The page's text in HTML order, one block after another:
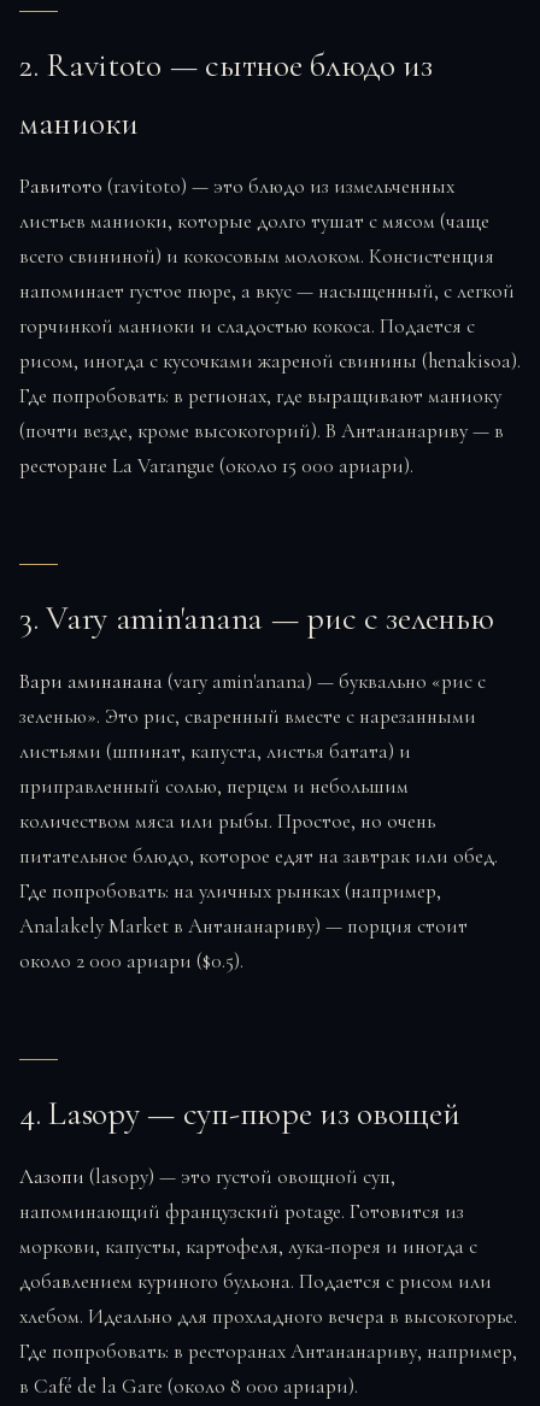
2. Ravitoto — сытное блюдо из
маниоки
Равитото (ravitoto) — это блюдо из измельченных
листьев маниоки, которые долго тушат с мясом (чаще
всего свининой) и кокосовым молоком. Консистенция
напоминает густое пюре, а вкус — насыщенный, с легкой
горчинкой маниоки и сладостью кокоса. Подается с
рисом, иногда с кусочками жареной свинины (henakisoa).
Где попробовать: в регионах, где выращивают маниоку
(почти везде, кроме высокогорий). В Антананариву — в
ресторане La Varangue (около 15 000 ариари).
3. Vary amin'anana — рис с зеленью
Вари аминанана(vary amin'anana) — буквально «рис с
зеленью». Это рис, сваренный вместе с нарезанными
листьями (шпинат, капуста, листья батата) и
приправленный солью, перцем и небольшим
количеством мяса или рыбы. Простое, но очень
питательное блюдо, которое едят на завтрак или обед.
Где попробовать: на уличных рынках (например,
Analakely Market в Антананариву) — порция стоит
около 2 000 ариари ($0.5).
4. Lasopy — суп-пюре из овощей
Лазопи (lasopy) — это густой овощной суп,
напоминающий французский potage. Готовится из
моркови, капусты, картофеля, лука-порея и иногда с
добавлением куриного бульона. Подается с рисом или
хлебом. Идеально для прохладного вечера в высокогорье.
Где попробовать: в ресторанах Антананариву, например,
в Café de la Gare (около 8 000 ариари).